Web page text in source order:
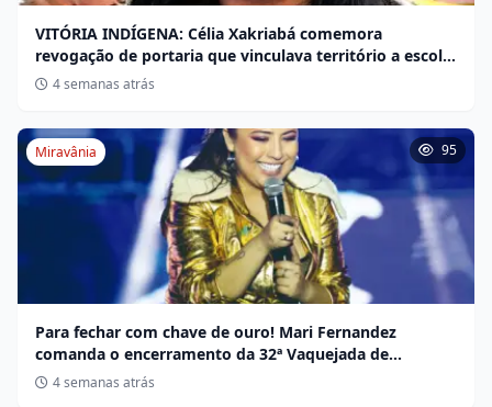
VITÓRIA INDÍGENA: Célia Xakriabá comemora
revogação de portaria que vinculava território a escola
não indígena
4 semanas atrás
Miravânia 95
Para fechar com chave de ouro! Mari Fernandez
comanda o encerramento da 32ª Vaquejada de
Miravânia hoje
4 semanas atrás